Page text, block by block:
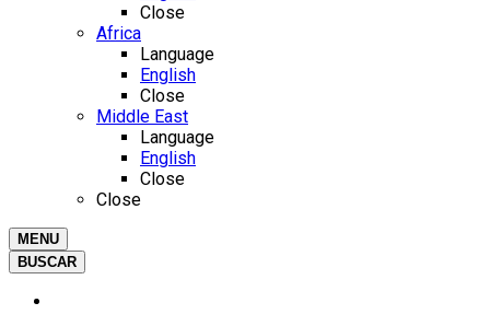
Close
Africa
Language
English
Close
Middle East
Language
English
Close
Close
MENU
BUSCAR